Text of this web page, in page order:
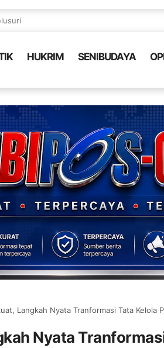
HUKRIM SENIBUDAYA
Langkah Nyata Tranformasi Tata Kelola
Nyata